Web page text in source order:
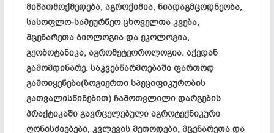
მიწათმოქმედება, აგროქიმია, ნიადაგმცოდნეობა,
სასოფლო-სამეურნეო ცხოველთა კვება,
მცენარეთა ბიოლოგია და ეკოლოგია,
გეობოტანიკა, აგრომეტეოროლოგია. აქედან
გამომდინარე. საკვებწარმოებაში ფართოდ
გამოიყენება(ზოგიერთი სპეციფიკურობის
გათვალისწინებით) ჩამოთვლილი დარგების
პრაქტიკაში გავრცელებული აგროტექნიკური
ღონისძიებები, კვლევის მეთოდები, მცენარეთა და